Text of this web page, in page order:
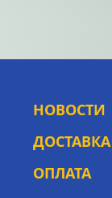
НОВОСТИ
ДОСТАВКА
ОПЛАТА